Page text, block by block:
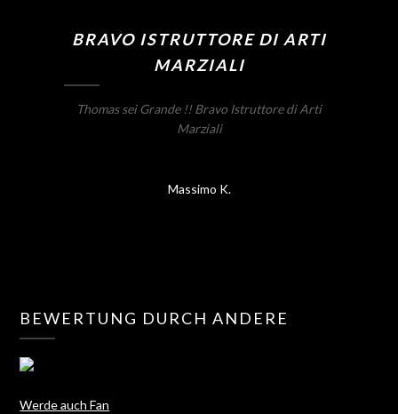
BRAVO ISTRUTTORE DI ARTI
MARZIALI
Thomas sei Grande !! Bravo Istruttore di Arti
Marziali
Massimo K.
BEWERTUNG DURCH ANDERE
Werde auch Fan